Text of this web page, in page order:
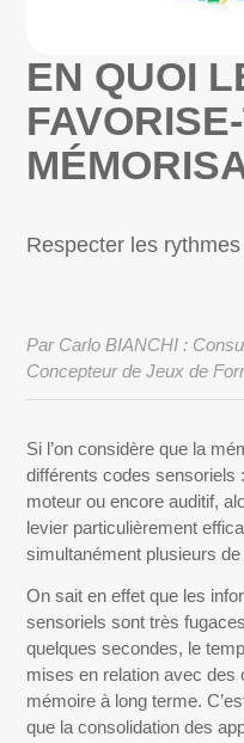
EN QUOI
Respecter les
Par Carlo BIANCHI :
Concepteur de Jeux de
Si l’on considère que la
différents codes sensoriels
moteur ou encore auditif,
levier particulièrement
simultanément plusieurs de
On sait en effet que les
sensoriels sont très
quelques secondes, le
mises en relation avec
mémoire à long terme.
que la consolidation des